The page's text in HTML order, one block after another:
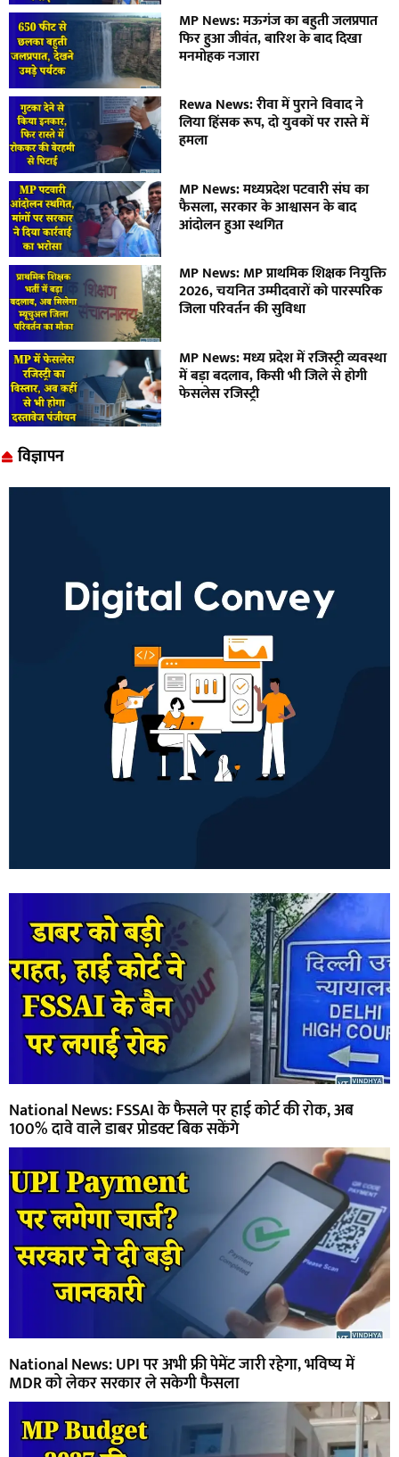
MP News: मऊगंज का बहुती जलप्रपात
फिर हुआ जीवंत, बारिश के बाद दिखा
मनमोहक नजारा
Rewa News: रीवा में पुराने विवाद ने
लिया हिंसक रूप, दो युवकों पर रास्ते में
हमला
MP News: मध्यप्रदेश पटवारी संघ का
फैसला, सरकार के आश्वासन के बाद
आंदोलन हुआ स्थगित
MP News: MP प्राथमिक शिक्षक नियुक्ति
2026, चयनित उम्मीदवारों को पारस्परिक
जिला परिवर्तन की सुविधा
MP News: मध्य प्रदेश में रजिस्ट्री व्यवस्था
में बड़ा बदलाव, किसी भी जिले से होगी
फेसलेस रजिस्ट्री
विज्ञापन
National News: FSSAI के फैसले पर हाई कोर्ट की रोक, अब
100% दावे वाले डाबर प्रोडक्ट बिक सकेंगे
National News: UPI पर अभी फ्री पेमेंट जारी रहेगा, भविष्य में
MDR को लेकर सरकार ले सकेगी फैसला